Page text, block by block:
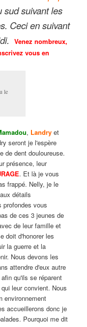
suivant les
Ceci en suivant
Venez nombreux,
vous en
le
, Landry et
seront je l'espère
de dent douloureuse.
présence, leur
. Et là je vous
frappé. Nelly, je le
détails
profondes vous
de ces 3 jeunes de
de leur famille et
doit d'honorer les
la guerre et la
Nous devons les
attendre d'eux autre
qu'ils se réparent
leur convient. Nous
environnement
accueillerons donc je
Pourquoi me dit